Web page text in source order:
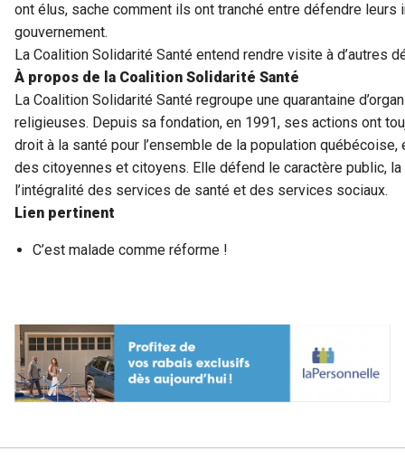
ont élus, sache comment ils ont tranché entre défendre
gouvernement.
La Coalition Solidarité Santé entend rendre visite à d’autres
À propos de la Coalition Solidarité Santé
La Coalition Solidarité Santé regroupe une quarantaine
religieuses. Depuis sa fondation, en 1991, ses actions ont
droit à la santé pour l’ensemble de la population
des citoyennes et citoyens. Elle défend le caractère public,
l’intégralité des services de santé et des services sociaux.
Lien pertinent
C’est malade comme réforme !